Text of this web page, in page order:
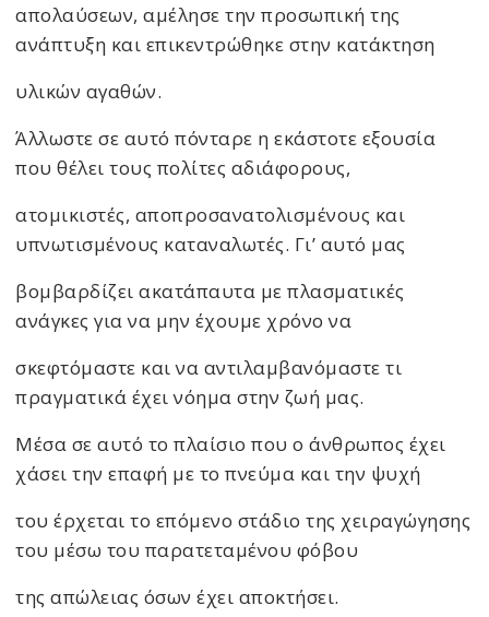
απολαύσεων, αμέλησε την προσωπική της
ανάπτυξη και επικεντρώθηκε στην κατάκτηση
υλικών αγαθών.
Άλλωστε σε αυτό πόνταρε η εκάστοτε εξουσία
που θέλει τους πολίτες αδιάφορους,
ατομικιστές, αποπροσανατολισμένους και
υπνωτισμένους καταναλωτές. Γι’ αυτό μας
βομβαρδίζει ακατάπαυτα με πλασματικές
ανάγκες για να μην έχουμε χρόνο να
σκεφτόμαστε και να αντιλαμβανόμαστε τι
πραγματικά έχει νόημα στην ζωή μας.
Μέσα σε αυτό το πλαίσιο που ο άνθρωπος έχει
χάσει την επαφή με το πνεύμα και την ψυχή
του έρχεται το επόμενο στάδιο της χειραγώγησης
του μέσω του παρατεταμένου φόβου
της απώλειας όσων έχει αποκτήσει.